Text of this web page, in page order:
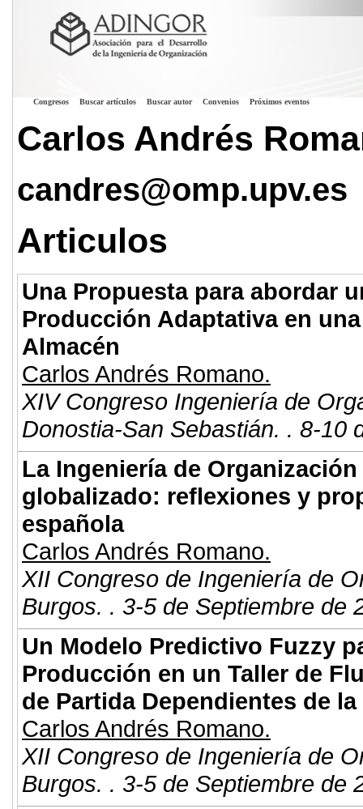
Congresos Buscar artículos Buscar autor Convenios Próximos eventos
Carlos Andrés
candres@omp.upv.es
Articulos
Una Propuesta para abordar
Producción Adaptativa en
Almacén
Carlos Andrés Romano.
XIV Congreso Ingeniería de
Donostia-San Sebastián. . 8-10
La Ingeniería de
globalizado: reflexiones y
española
Carlos Andrés Romano.
XII Congreso de Ingeniería de
Burgos. . 3-5 de Septiembre de
Un Modelo Predictivo Fuzzy
Producción en un Taller de
de Partida Dependientes de
Carlos Andrés Romano.
XII Congreso de Ingeniería de
Burgos. . 3-5 de Septiembre de